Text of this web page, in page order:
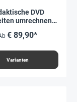
DVD
umrechnen:
€ 89,90*
Varianten